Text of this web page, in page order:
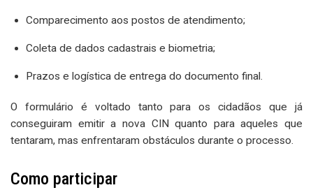
Comparecimento aos postos de atendimento;
Coleta de dados cadastrais e biometria;
Prazos e logística de entrega do documento final.
O formulário é voltado tanto para os cidadãos que já
conseguiram emitir a nova CIN quanto para aqueles que
tentaram, mas enfrentaram obstáculos durante o processo.
Como participar